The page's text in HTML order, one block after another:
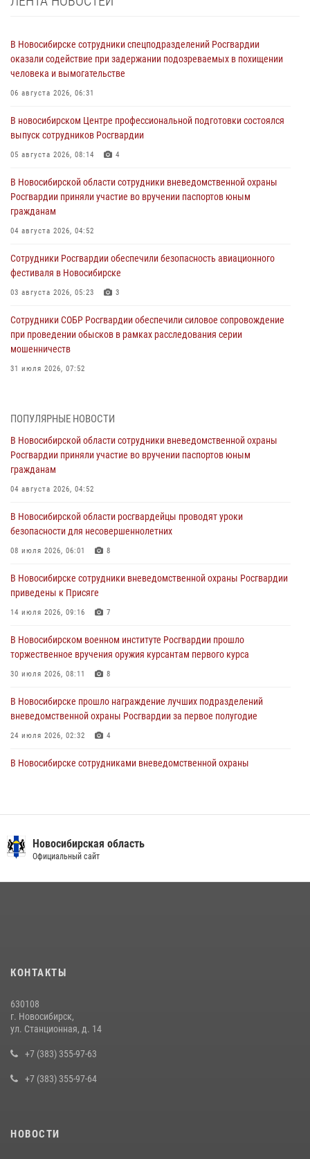
В Новосибирске сотрудники спецподразделений Росгвардии
оказали содействие при задержании подозреваемых в похищении
человека и вымогательстве
06 августа 2026, 06:31
В новосибирском Центре профессиональной подготовки состоялся
выпуск сотрудников Росгвардии
05 августа 2026, 08:14 4
В Новосибирской области сотрудники вневедомственной охраны
Росгвардии приняли участие во вручении паспортов юным
гражданам
04 августа 2026, 04:52
Сотрудники Росгвардии обеспечили безопасность авиационного
фестиваля в Новосибирске
03 августа 2026, 05:23 3
Сотрудники СОБР Росгвардии обеспечили силовое сопровождение
при проведении обысков в рамках расследования серии
мошенничеств
31 июля 2026, 07:52
При силовой поддержке бойцов ОМОН и СОБР Росгвардии
пресечена деятельность группы лиц, причастных к мошенничеству
в сфере страхования
В Новосибирске сотрудниками вневедомственной охраны
Росгвардии задержан гражданин, находящийся в розыске
В Новосибирске военнослужащие отряда спецназа «Ермак»
Росгвардии провели занятия по беспарашютному десантированию
В Новосибирске военнослужащие Росгвардии почтили память детей
– жертв войны в Донбассе
ПОПУЛЯРНЫЕ НОВОСТИ
В Новосибирской области сотрудники вневедомственной охраны
Росгвардии приняли участие во вручении паспортов юным
гражданам
04 августа 2026, 04:52
В Новосибирской области росгвардейцы проводят уроки
безопасности для несовершеннолетних
08 июля 2026, 06:01 8
В Новосибирске сотрудники вневедомственной охраны Росгвардии
приведены к Присяге
14 июля 2026, 09:16 7
В Новосибирском военном институте Росгвардии прошло
торжественное вручения оружия курсантам первого курса
30 июля 2026, 08:11 8
В Новосибирске прошло награждение лучших подразделений
вневедомственной охраны Росгвардии за первое полугодие
24 июля 2026, 02:32 4
В Новосибирске сотрудниками вневедомственной охраны
зачинщиков уличной драки
17 июля 2026, 07:24
Росгвардии задержан подозреваемый в грабеже
За серию краж экипажем вневедомственной охраны Росгвардии
10 июля 2026, 04:33
Новосибирская область
Официальный сайт
КОНТАКТЫ
630108
г. Новосибирск,
ул. Станционная, д. 14
+7 (383) 355-97-63
+7 (383) 355-97-64
НОВОСТИ